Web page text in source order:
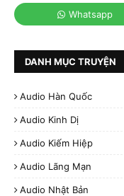
DANH MỤC TRUYỆN
Audio Hàn Quốc
Audio Kinh Dị
Audio Kiếm Hiệp
Audio Lãng Mạn
Audio Nhật Bản